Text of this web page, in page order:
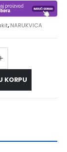
,NARUKVICA
KORPU